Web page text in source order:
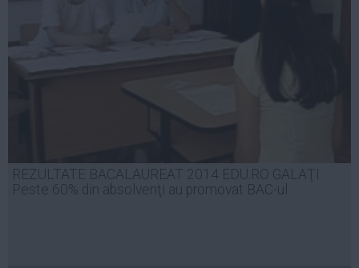
REZULTATE BACALAUREAT 2014 EDU.RO GALAŢI.
Peste 60% din absolvenţi au promovat BAC-ul